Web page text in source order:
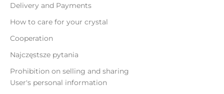
Delivery and Payments
How to care for your crystal
Cooperation
Najczęstsze pytania
Prohibition on selling and sharing
User's personal information